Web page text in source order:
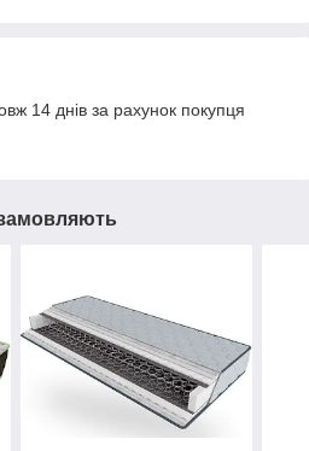
14 днів за рахунок покупця